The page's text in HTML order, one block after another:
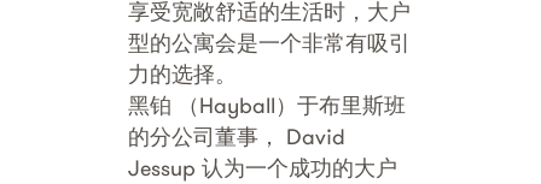
享受宽敞舒适的生活时，大户
型的公寓会是一个非常有吸引
力的选择。
黑铂 （Hayball）于布里斯班
的分公司董事， David
Jessup 认为一个成功的大户